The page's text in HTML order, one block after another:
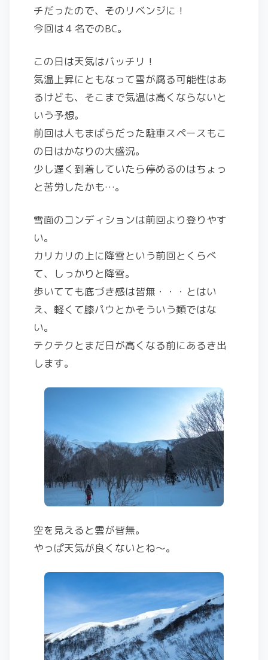
チだったので、そのリベンジに！
今回は４名でのBC。
この日は天気はバッチリ！
気温上昇にともなって雪が腐る可能性はあ
るけども、そこまで気温は高くならないと
いう予想。
前回は人もまばらだった駐車スペースもこ
の日はかなりの大盛況。
少し遅く到着していたら停めるのはちょっ
と苦労したかも…。
雪面のコンディションは前回より登りやす
い。
カリカリの上に降雪という前回とくらべ
て、しっかりと降雪。
歩いてても底づき感は皆無・・・とはい
え、軽くて膝パウとかそういう類ではな
い。
テクテクとまだ日が高くなる前にあるき出
します。
空を見えると雲が皆無。
やっぱ天気が良くないとね～。